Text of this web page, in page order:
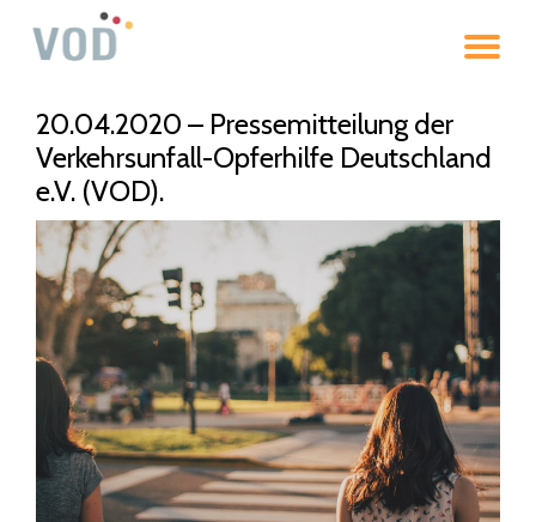
20.04.2020 – Pressemitteilung der
Verkehrsunfall-Opferhilfe Deutschland
e.V. (VOD).